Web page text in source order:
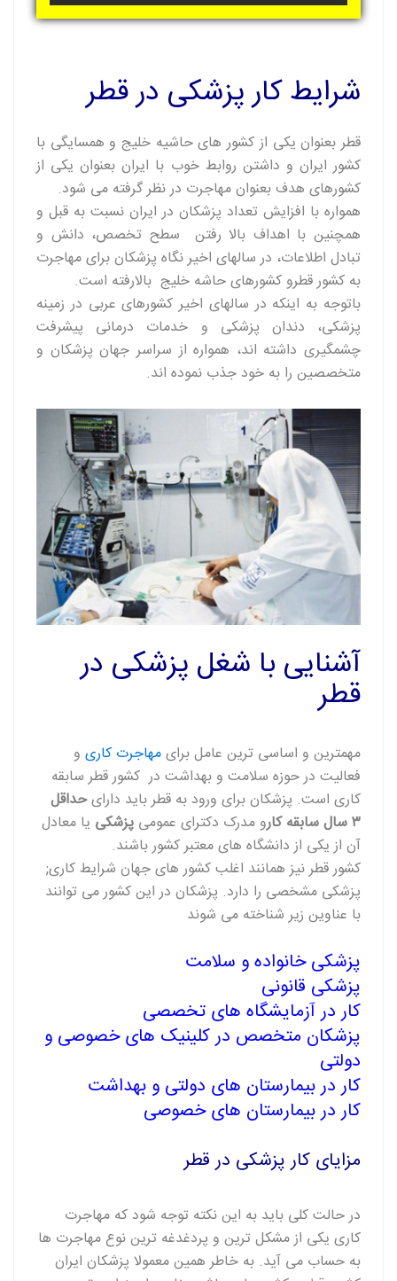
شرایط کار پزشکی در قطر
قطر بعنوان یکی از کشور های حاشیه خلیج و همسایگی با
کشور ایران و داشتن روابط خوب با ایران بعنوان یکی از
کشورهای هدف بعنوان مهاجرت در نظر گرفته می شود.
همواره با افزایش تعداد پزشکان در ایران نسبت به قبل و
همچنین با اهداف بالا رفتن سطح تخصص، دانش و
تبادل اطلاعات، در سالهای اخیر نگاه پزشکان برای مهاجرت
به کشور قطرو کشورهای حاشه خلیج بالارفته است.
باتوجه به اینکه در سالهای اخیر کشورهای عربی در زمینه
پزشکی، دندان پزشکی و خدمات درمانی پیشرفت
چشمگیری داشته اند، همواره از سراسر جهان پزشکان و
متخصصین را به خود جذب نموده اند.
آشنایی با شغل پزشکی در
قطر
مهمترین و اساسی ترین عامل برایمهاجرت کاری و
فعالیت در حوزه سلامت و بهداشت در کشور قطر سابقه
کاری است. پزشکان برای ورود به قطر باید دارایحداقل
۳ سال سابقه کار
و مدرک دکترای عمومی پزشکی
آن از یکی از دانشگاه های معتبر کشور باشند.
;کشور قطر نیز همانند اغلب کشور های جهان شرایط کاری
پزشکی مشخصی را دارد. پزشکان در این کشور می توانند
با عناوین زیر شناخته می شوند
پزشکی خانواده و سلامت
پزشکی قانونی
کار در آزمایشگاه های تخصصی
پزشکان متخصص در کلینیک های خصوصی و
دولتی
کار در بیمارستان های دولتی و بهداشت
کار در بیمارستان های خصوصی
مزایای کار پزشکی در قطر
در حالت کلی باید به این نکته توجه شود که مهاجرت
کاری یکی از مشکل ترین و پردغدغه ترین نوع مهاجرت ها
به حساب می آید. به خاطر همین معمولا پزشکان ایران